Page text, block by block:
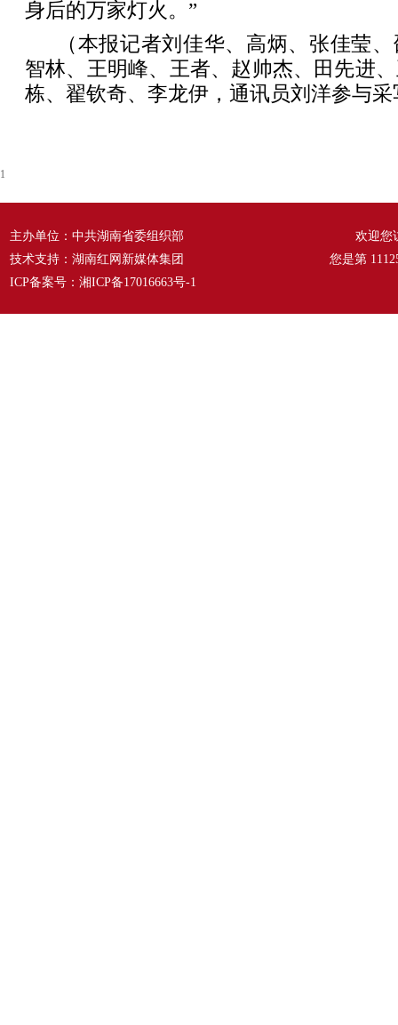
身后的万家灯火。”
（本报记者刘佳华、高炳、张佳莹
智林、王明峰、王者、赵帅杰、田先进
栋、翟钦奇、李龙伊，通讯员刘洋参与采
1
主办单位：中共湖南省委组织部
技术支持：湖南红网新媒体集团
ICP备案号： 湘ICP备17016663号-1
欢迎您
您是第